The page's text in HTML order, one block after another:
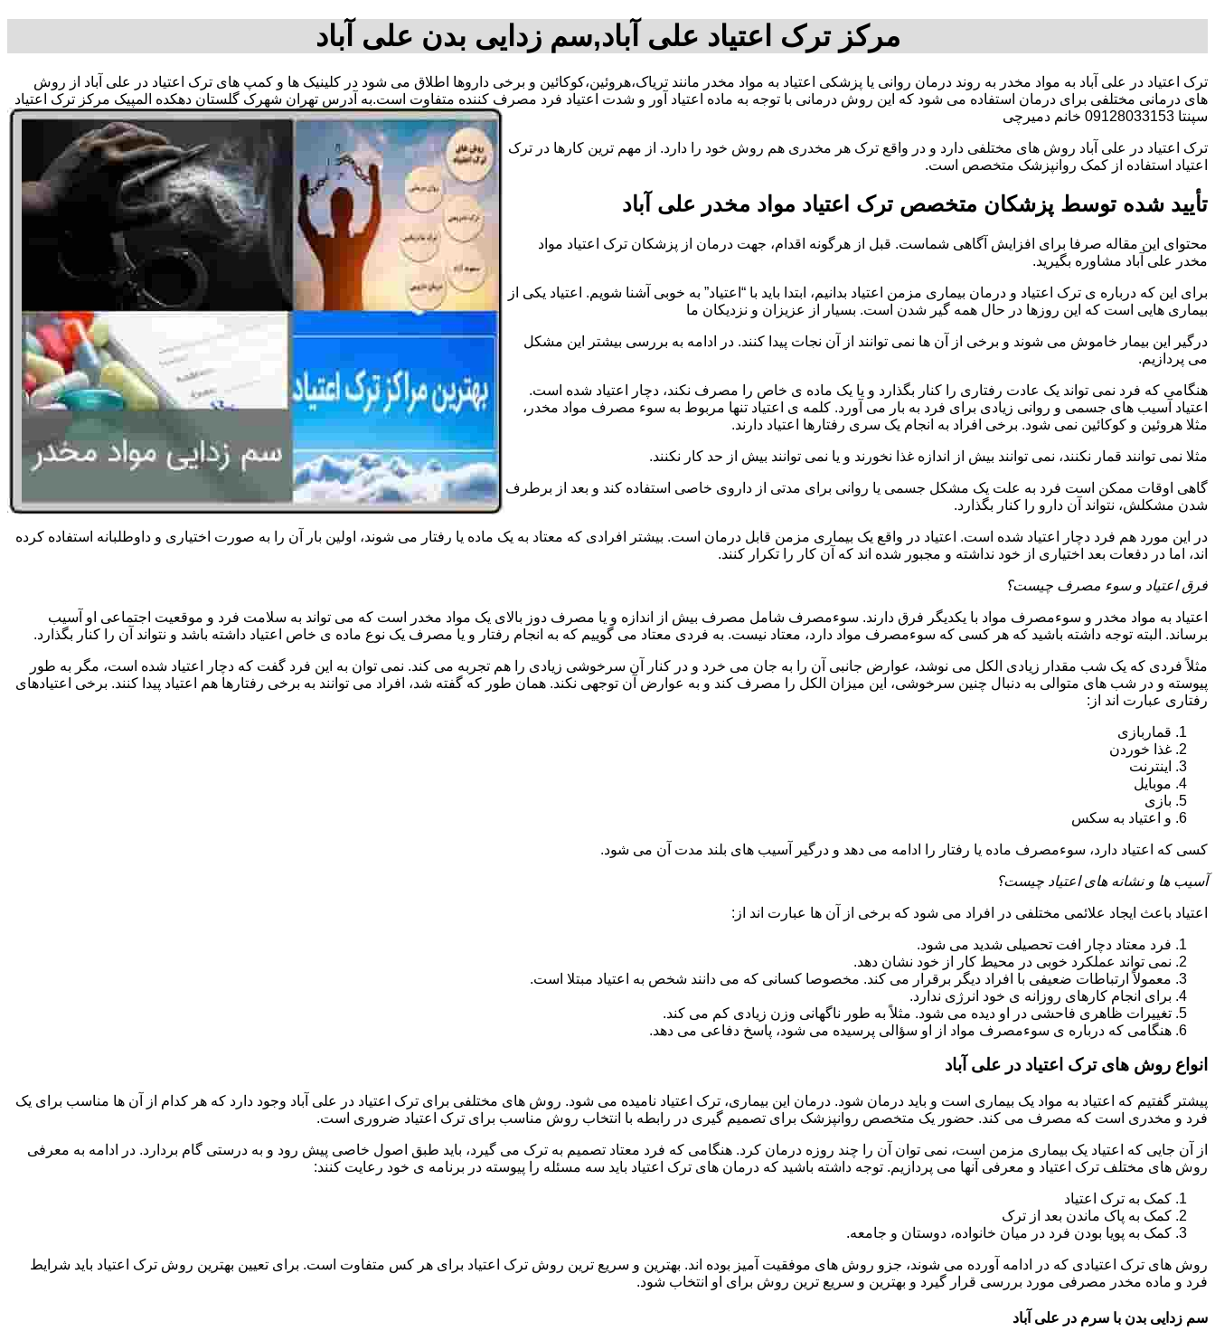
مرکز ترک اعتیاد علی آباد,سم زدایی بدن علی آباد
ترک اعتیاد در علی آباد به مواد مخدر به روند درمان روانی یا پزشکی اعتیاد به مواد مخدر مانند تریاک،هروئین،کوکائین و برخی داروها اطلاق می شود در کلینیک ها و کمپ های ترک اعتیاد در علی آباد از روش
های درمانی مختلفی برای درمان استفاده می شود که این روش درمانی با توجه به ماده اعتیاد آور و شدت اعتیاد فرد مصرف کننده متفاوت است.به آدرس تهران شهرک گلستان دهکده المپیک مرکز ترک اعتیاد
سپنتا 09128033153 خانم دمیرچی
ترک اعتیاد در علی آباد روش های مختلفی دارد و در واقع ترک هر مخدری هم روش خود را دارد. از مهم ترین کارها در ترک
اعتیاد استفاده از کمک روانپزشک متخصص است.
تأیید شده توسط پزشکان متخصص ترک اعتیاد مواد مخدر علی آباد
محتوای این مقاله صرفا برای افزایش آگاهی شماست. قبل از هرگونه اقدام، جهت درمان از پزشکان ترک اعتیاد مواد
مخدر علی آباد مشاوره بگیرید.
برای این که درباره ی ترک اعتیاد و درمان بیماری مزمن اعتیاد بدانیم، ابتدا باید با “اعتیاد” به خوبی آشنا شویم. اعتیاد یکی از
بیماری هایی است که این روزها در حال همه گیر شدن است. بسیار از عزیزان و نزدیکان ما
درگیر این بیمار خاموش می شوند و برخی از آن ها نمی توانند از آن نجات پیدا کنند. در ادامه به بررسی بیشتر این مشکل
می پردازیم.
هنگامی که فرد نمی تواند یک عادت رفتاری را کنار بگذارد و یا یک ماده ی خاص را مصرف نکند، دچار اعتیاد شده است.
اعتیاد آسیب های جسمی و روانی زیادی برای فرد به بار می آورد. کلمه ی اعتیاد تنها مربوط به سوء مصرف مواد مخدر،
مثلا هروئین و کوکائین نمی شود. برخی افراد به انجام یک سری رفتارها اعتیاد دارند.
مثلا نمی توانند قمار نکنند، نمی توانند بیش از اندازه غذا نخورند و یا نمی توانند بیش از حد کار نکنند.
گاهی اوقات ممکن است فرد به علت یک مشکل جسمی یا روانی برای مدتی از داروی خاصی استفاده کند و بعد از برطرف
شدن مشکلش، نتواند آن دارو را کنار بگذارد.
در این مورد هم فرد دچار اعتیاد شده است. اعتیاد در واقع یک بیماری مزمن قابل درمان است. بیشتر افرادی که معتاد به یک ماده یا رفتار می شوند، اولین بار آن را به صورت اختیاری و داوطلبانه استفاده کرده
اند، اما در دفعات بعد اختیاری از خود نداشته و مجبور شده اند که آن کار را تکرار کنند.
فرق اعتیاد و سوء مصرف چیست؟
اعتیاد به مواد مخدر و سوءمصرف مواد با یکدیگر فرق دارند. سوءمصرف شامل مصرف بیش از اندازه و یا مصرف دوز بالای یک مواد مخدر است که می تواند به سلامت فرد و موقعیت اجتماعی او آسیب
برساند. البته توجه داشته باشید که هر کسی که سوءمصرف مواد دارد، معتاد نیست. به فردی معتاد می گوییم که به انجام رفتار و یا مصرف یک نوع ماده ی خاص اعتیاد داشته باشد و نتواند آن را کنار بگذارد.
مثلاً فردی که یک شب مقدار زیادی الکل می نوشد، عوارض جانبی آن را به جان می خرد و در کنار آن سرخوشی زیادی را هم تجربه می کند. نمی توان به این فرد گفت که دچار اعتیاد شده است، مگر به طور
پیوسته و در شب های متوالی به دنبال چنین سرخوشی، این میزان الکل را مصرف کند و به عوارض آن توجهی نکند. همان طور که گفته شد، افراد می توانند به برخی رفتارها هم اعتیاد پیدا کنند. برخی اعتیادهای
رفتاری عبارت اند از:
قماربازی
غذا خوردن
اینترنت
موبایل
بازی
و اعتیاد به سکس
کسی که اعتیاد دارد، سوءمصرف ماده یا رفتار را ادامه می دهد و درگیر آسیب های بلند مدت آن می شود.
آسیب ها و نشانه های اعتیاد چیست؟
اعتیاد باعث ایجاد علائمی مختلفی در افراد می شود که برخی از آن ها عبارت اند از:
فرد معتاد دچار افت تحصیلی شدید می شود.
نمی تواند عملکرد خوبی در محیط کار از خود نشان دهد.
معمولاً ارتباطات ضعیفی با افراد دیگر برقرار می کند. مخصوصا کسانی که می دانند شخص به اعتیاد مبتلا است.
برای انجام کارهای روزانه ی خود انرژی ندارد.
تغییرات ظاهری فاحشی در او دیده می شود. مثلاً به طور ناگهانی وزن زیادی کم می کند.
هنگامی که درباره ی سوءمصرف مواد از او سؤالی پرسیده می شود، پاسخ دفاعی می دهد.
انواع روش های ترک اعتیاد در علی آباد
پیشتر گفتیم که اعتیاد به مواد یک بیماری است و باید درمان شود. درمان این بیماری، ترک اعتیاد نامیده می شود. روش های مختلفی برای ترک اعتیاد در علی آباد وجود دارد که هر کدام از آن ها مناسب برای یک
فرد و مخدری است که مصرف می کند. حضور یک متخصص روانپزشک برای تصمیم گیری در رابطه با انتخاب روش مناسب برای ترک اعتیاد ضروری است.
از آن جایی که اعتیاد یک بیماری مزمن است، نمی توان آن را چند روزه درمان کرد. هنگامی که فرد معتاد تصمیم به ترک می گیرد، باید طبق اصول خاصی پیش رود و به درستی گام بردارد. در ادامه به معرفی
روش های مختلف ترک اعتیاد و معرفی آنها می پردازیم. توجه داشته باشید که درمان های ترک اعتیاد باید سه مسئله را پیوسته در برنامه ی خود رعایت کنند:
کمک به ترک اعتیاد
کمک به پاک ماندن بعد از ترک
کمک به پویا بودن فرد در میان خانواده، دوستان و جامعه.
روش های ترک اعتیادی که در ادامه آورده می شوند، جزو روش های موفقیت آمیز بوده اند. بهترین و سریع ترین روش ترک اعتیاد برای هر کس متفاوت است. برای تعیین بهترین روش ترک اعتیاد باید شرایط
فرد و ماده مخدر مصرفی مورد بررسی قرار گیرد و بهترین و سریع ترین روش برای او انتخاب شود.
سم زدایی بدن با سرم در علی آباد